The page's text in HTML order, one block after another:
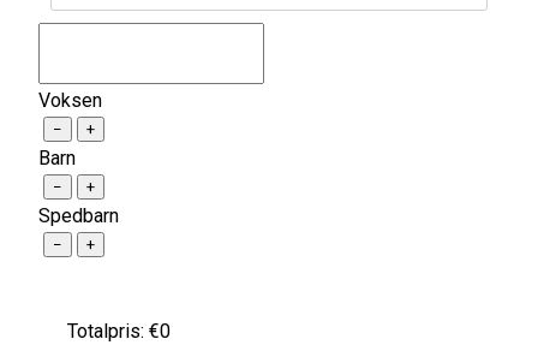
Voksen
− +
Barn
− +
Spedbarn
− +
Totalpris: €0